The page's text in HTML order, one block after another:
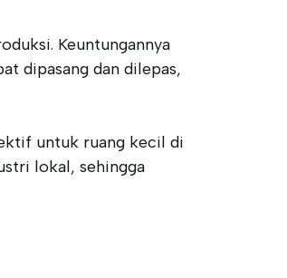
Keuntungannya
dipasang dan dilepas,
untuk ruang kecil di
lokal, sehingga